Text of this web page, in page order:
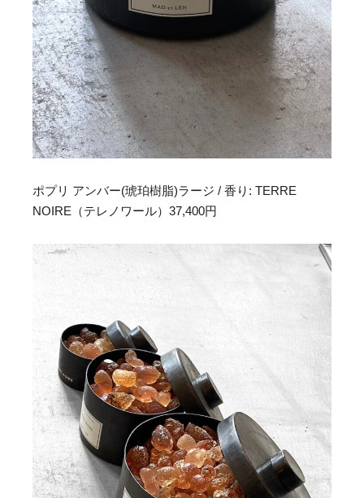
ポプリ アンバー(琥珀樹脂)ラージ / 香り: TERRE
NOIRE（テレノワール）37,400円